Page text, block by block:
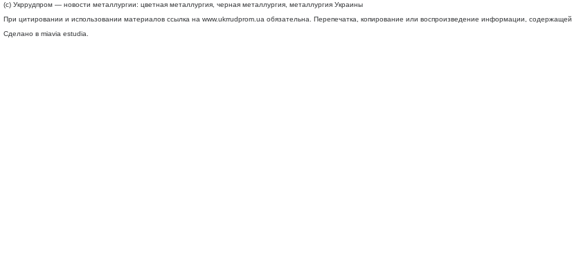
(c) Укррудпром — новости металлургии: цветная металлургия, черная металлургия, металлургия Украины
При цитировании и использовании материалов ссылка на www.ukrrudprom.ua обязательна. Перепечатка, копирование или воспроизведение информации,
Сделано в miavia estudia.